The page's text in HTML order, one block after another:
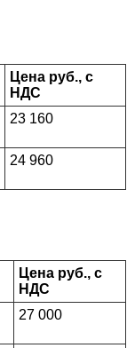
Цена руб., с
НДС
23 160
24 960
Цена руб., с
НДС
27 000